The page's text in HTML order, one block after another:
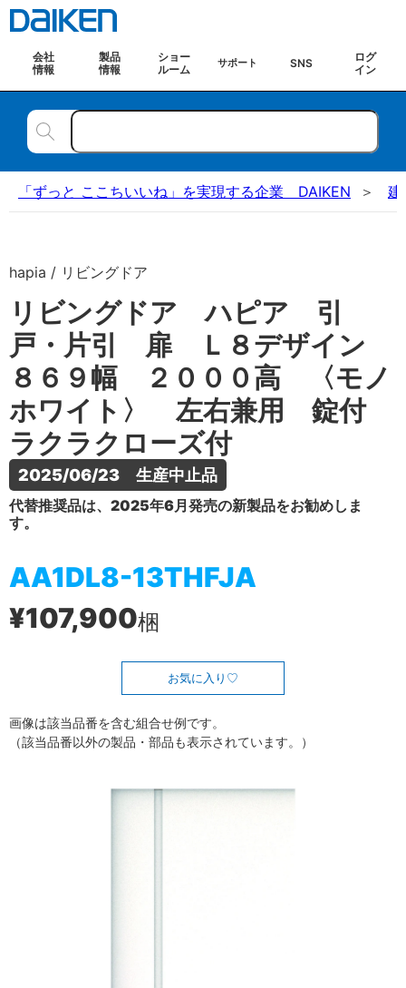
会社
情報
製品
情報
ショー
ルーム
サポート SNS
ログ
イン
「ずっと ここちいいね」を実現する企業 DAIKEN 建
hapia / リビングドア
リビングドア ハピア 引
戸・片引 扉 Ｌ８デザイン
８６９幅 ２０００高 〈モノ
ホワイト〉 左右兼用 錠付
ラクラクローズ付
2025/06/23　生産中止品
代替推奨品は、2025年6月発売の新製品をお勧めしま
す。
AA1DL8-13THFJA
¥107,900梱
お気に入り
画像は該当品番を含む組合せ例です。
（該当品番以外の製品・部品も表示されています。）